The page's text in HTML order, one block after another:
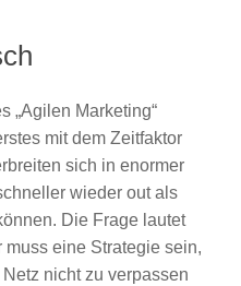
„Agilen Marketing“
mit dem Zeitfaktor
sich in enormer
wieder out als
Die Frage lautet
eine Strategie sein,
nicht zu verpassen